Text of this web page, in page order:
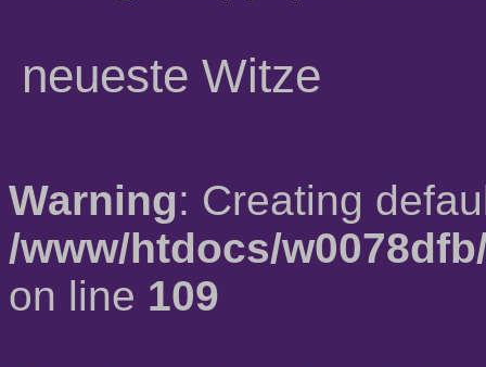
neueste Witze
Warning: Creating
/www/htdocs/
on line 109